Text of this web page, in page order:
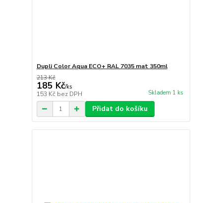
Dupli Color Aqua ECO+ RAL 7035 mat 350ml
213 Kč
185 Kč/ks
153 Kč bez DPH Skladem 1 ks
Přidat do košíku